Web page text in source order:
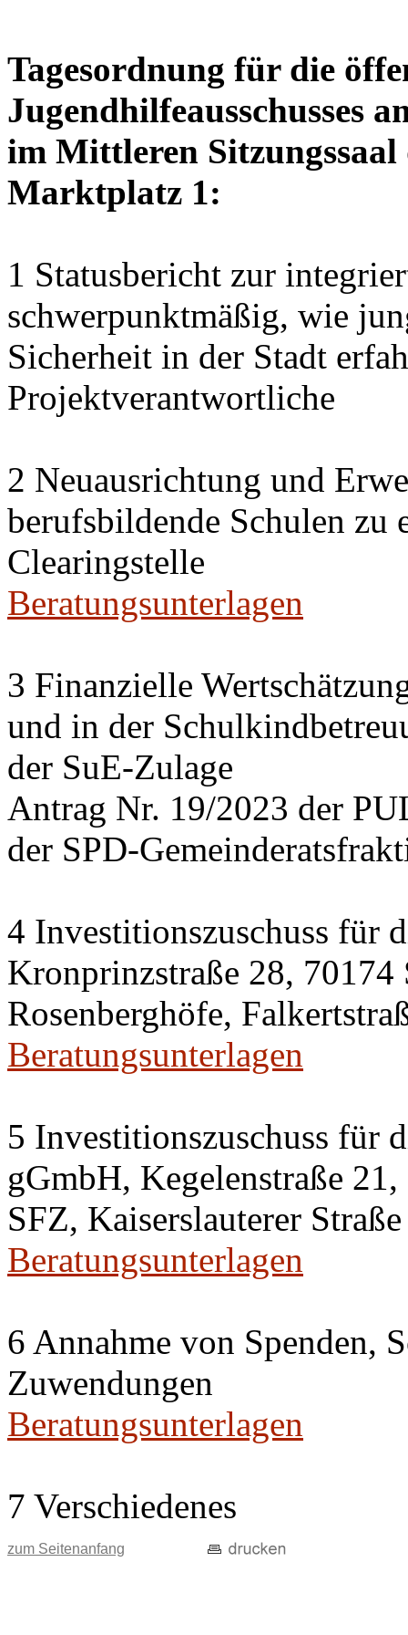
Tagesordnung für die
Jugendhilfeausschusses
im Mittleren Sitzungssaal
Marktplatz 1:
1 Statusbericht zur
schwerpunktmäßig, wie
Sicherheit in der Stadt
Projektverantwortliche
2 Neuausrichtung und
berufsbildende Schulen zu
Clearingstelle
Beratungsunterlagen
3 Finanzielle
und in der
der SuE-Zulage
Antrag Nr. 19/2023 der
der SPD-
4 Investitionszuschuss für
Kronprinzstraße 28,
Rosenberghöfe,
Beratungsunterlagen
5 Investitionszuschuss für
gGmbH, Kegelenstraße
SFZ, Kaiserslauterer
Beratungsunterlagen
6 Annahme von Spenden,
Zuwendungen
Beratungsunterlagen
7 Verschiedenes
zum Seitenanfang